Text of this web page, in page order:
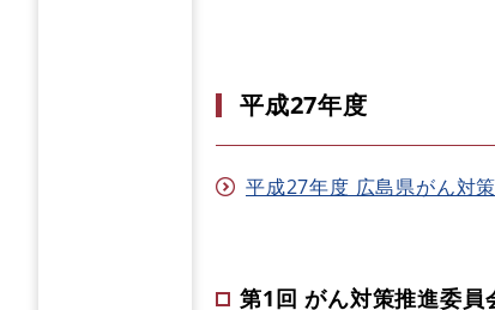
平成27年度
平成27年度 広島県がん対
第1回 がん対策推進委員